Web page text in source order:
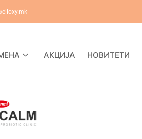
АКЦИЈА НОВИТЕТИ